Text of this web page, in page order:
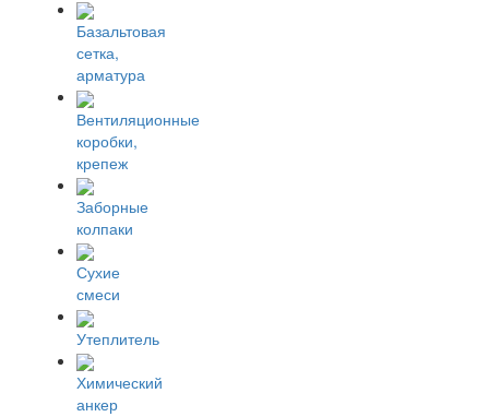
Базальтовая
сетка,
арматура
Вентиляционные
коробки,
крепеж
Заборные
колпаки
Сухие
смеси
Утеплитель
Химический
анкер